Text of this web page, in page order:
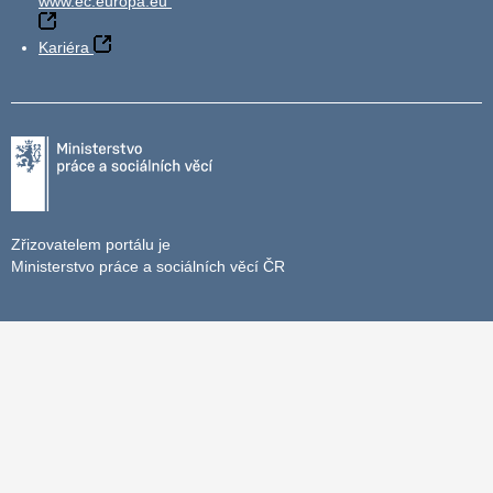
Kariéra
Zřizovatelem portálu je
Ministerstvo práce a sociálních věcí ČR